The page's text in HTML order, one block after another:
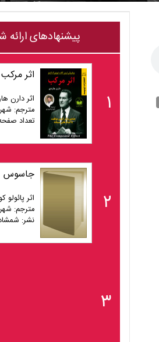
پیشنهادهای ارائه
۱
اثر مرکب
اثر دارن
مترجم:
تعداد صفحه:
۲
جاسوس
اثر پائولو
مترجم:
نشر:
۳